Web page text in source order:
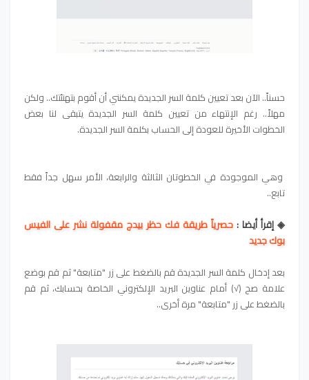
حسناً.. الآن بعد تعيين كلمة السر الجديدة يمكنني أن أقوم بتهنئتك.. ولكن
مهلاً.. رغم الإنتهاء من تعيين كلمة السر الجديدة يتبقى لنا بعض
الخطوات الأخيرة للعودة إلى الحساب بكلمة السر الجديدة.
وهي الموجودة في الخطوتان الثالثة والرابعة، الأمر سهل جداً فقط
تابع..
◈ إقرأ أيضا :حصرياً طريقة فك حظر بيدج مقفولة نشر على الفيس
بوك جديد
بعد إدخال كلمة السر الجديدة قم بالضغط على زر "متابعة" ثم قم بوضع
علامة صح (√) أمام عناوين البريد الإلكتروني الخاصة بحسابك، ثم قم
بالضغط على زر "متابعة" مرة أخرى..